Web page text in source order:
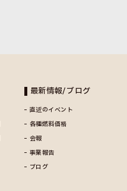
最新情報/ブログ
直近のイベント
各種燃料価格
会報
事業報告
ブログ